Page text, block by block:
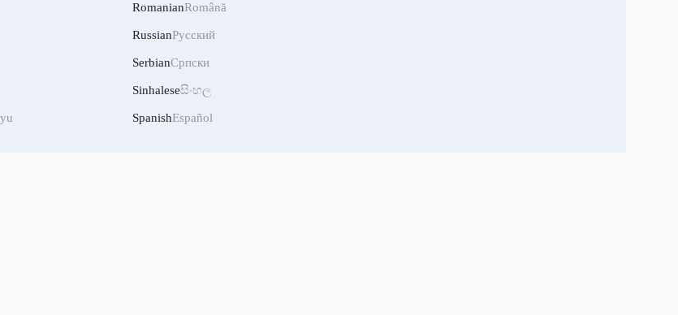
RomanianRomână
RussianРусский
SerbianСрпски
Sinhaleseසිංහල
SpanishEspañol